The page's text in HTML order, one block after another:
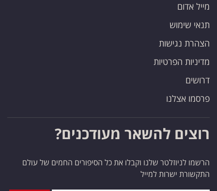
מייל אדום
תנאי שימוש
הצהרת נגישות
מדיניות הפרטיות
דרושים
פרסמו אצלנו
רוצים להשאר מעודכנים?
הרשמו לניוזלטר שלנו וקבלו את כל הסיפורים החמים של עולם
התקשורת ישרות למייל